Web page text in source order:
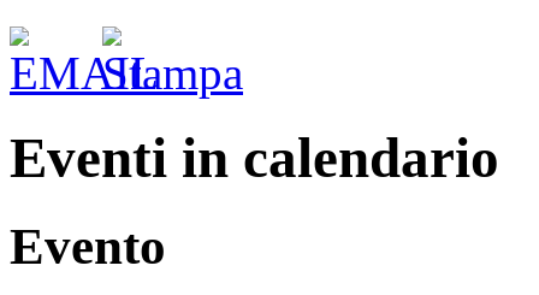
Eventi in calendario
Evento